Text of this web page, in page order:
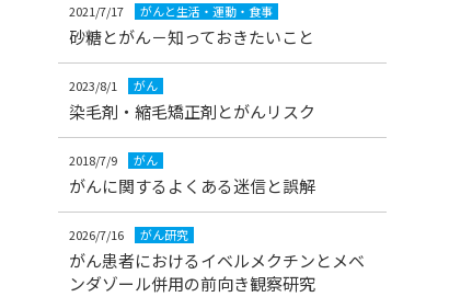
2021/7/17 がんと生活・運動・食事
砂糖とがん－知っておきたいこと
2023/8/1 がん
染毛剤・縮毛矯正剤とがんリスク
2018/7/9 がん
がんに関するよくある迷信と誤解
2026/7/16 がん研究
がん患者におけるイベルメクチンとメベ
ンダゾール併用の前向き観察研究